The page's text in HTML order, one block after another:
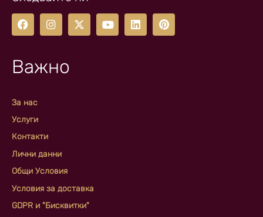
Важно
За нас
Услуги
Контакти
Лични данни
Общи Условия
Условия за доставка
GDPR и "Бисквитки"